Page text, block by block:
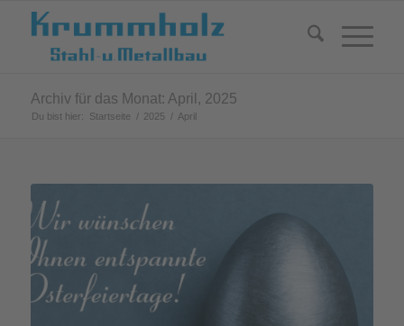
Archiv für das Monat: April, 2025
Du bist hier: Startseite / 2025 / April